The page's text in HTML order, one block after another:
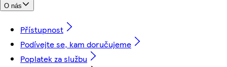
O nás
Přístupnost
Podívejte se, kam doručujeme
Poplatek za službu